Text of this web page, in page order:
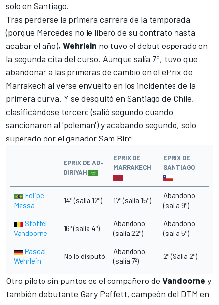
solo en Santiago.
Tras perderse la primera carrera de la temporada
(porque Mercedes no le liberó de su contrato hasta
acabar el año), Wehrlein no tuvo el debut esperado en
la segunda cita del curso. Aunque salía 7º, tuvo que
abandonar a las primeras de cambio en el ePrix de
Marrakech al verse envuelto en los incidentes de la
primera curva. Y se desquitó en Santiago de Chile,
clasificándose tercero (salió segundo cuando
sancionaron al 'poleman') y acabando segundo, solo
superado por el ganador Sam Bird.
EPRIX DE AD-
DIRIYAH
EPRIX DE
MARRAKECH
EPRIX DE
SANTIAGO
Felipe
Massa
14º (salía 12º) 17º (salía 15º)
Abandono
(salía 9º)
Stoffel
Vandoorne
16º (salía 4º)
Abandono
(salía 22º)
Abandono
(salía 5º)
Pascal
Wehrlein
No lo disputó
Abandono
(salía 7º)
2º (Salía 2º)
Otro piloto sin puntos es el compañero de Vandoorne y
también debutante Gary Paffett, campeón del DTM en